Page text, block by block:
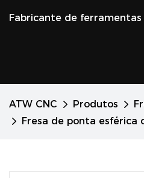
Fabricante de
ATW CNC Produtos
Fresa de ponta esférica